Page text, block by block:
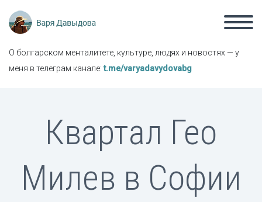
О болгарском менталитете, культуре, людях и новостях — у
меня в телеграм канале:t.me/varyadavydovabg
Квартал Гео
Милев в Софии